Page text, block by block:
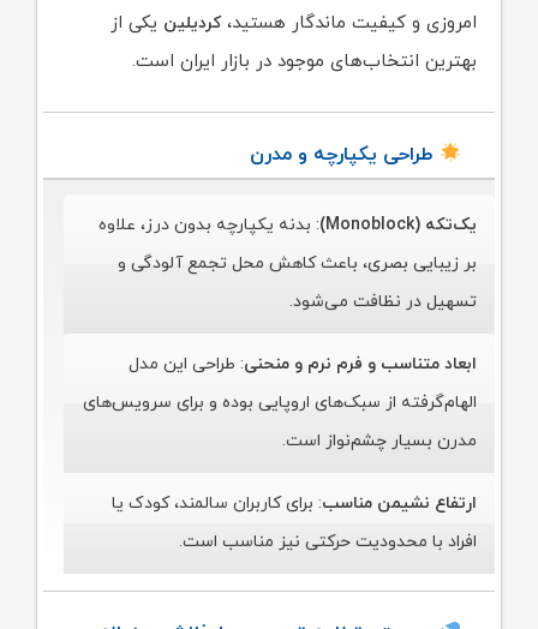
امروزی و کیفیت ماندگار هستید،کردیلین یکی از
بهترین انتخاب‌های موجود در بازار ایران است.
طراحی یکپارچه و مدرن
یک‌تکه (Monoblock)
: بدنه یکپارچه بدون درز، علاوه
بر زیبایی بصری، باعث کاهش محل تجمع آلودگی و
تسهیل در نظافت می‌شود.
ابعاد متناسب و فرم نرم و منحنی: طراحی این مدل
الهام‌گرفته از سبک‌های اروپایی بوده و برای سرویس‌های
مدرن بسیار چشم‌نواز است.
ارتفاع نشیمن مناسب: برای کاربران سالمند، کودک یا
افراد با محدودیت حرکتی نیز مناسب است.